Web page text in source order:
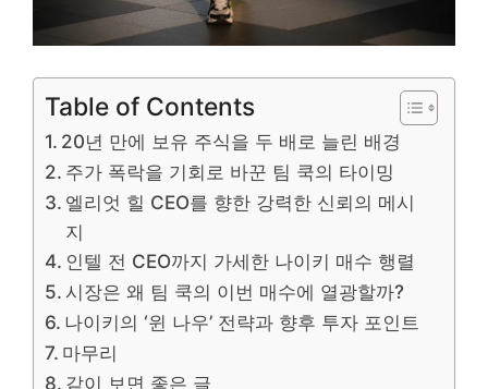
Table of Contents
20년 만에 보유 주식을 두 배로 늘린 배경
주가 폭락을 기회로 바꾼 팀 쿡의 타이밍
엘리엇 힐 CEO를 향한 강력한 신뢰의 메시
지
인텔 전 CEO까지 가세한 나이키 매수 행렬
시장은 왜 팀 쿡의 이번 매수에 열광할까?
나이키의 ‘윈 나우’ 전략과 향후 투자 포인트
마무리
같이 보면 좋은 글